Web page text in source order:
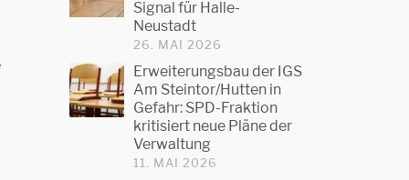
Signal für Halle-
Neustadt
26. MAI 2026
Erweiterungsbau der IGS
Am Steintor/Hutten in
Gefahr: SPD-Fraktion
kritisiert neue Pläne der
Verwaltung
11. MAI 2026